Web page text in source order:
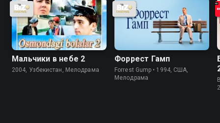
Мальчики в небе 2
2004, Узбекистан, Мелодрама
Форрест Гамп
Forrest Gump • 1994, США,
Мелодрама